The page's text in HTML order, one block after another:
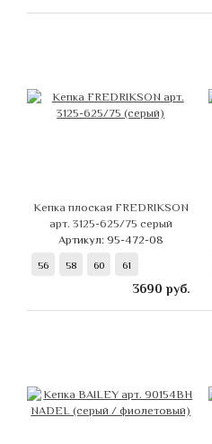
Кепка плоская FREDRIKSON
арт. 3125-625/75 серый
Артикул: 95-472-08
56 58 60 61
3690 руб.